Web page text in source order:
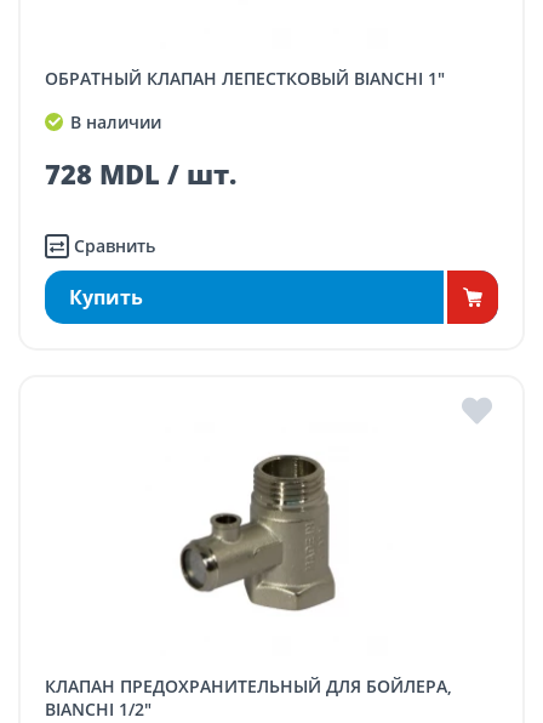
ОБРАТНЫЙ КЛАПАН ЛЕПЕСТКОВЫЙ BIANCHI 1"
В наличии
728 MDL / шт.
Сравнить
Купить
КЛАПАН ПРЕДОХРАНИТЕЛЬНЫЙ ДЛЯ БОЙЛЕРА,
BIANCHI 1/2"